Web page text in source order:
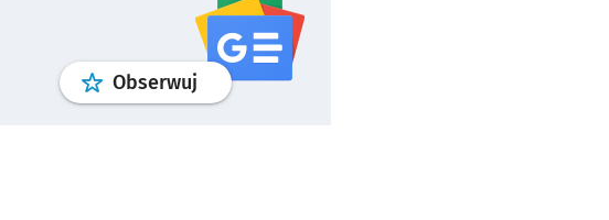
Obserwuj profilgoogle news